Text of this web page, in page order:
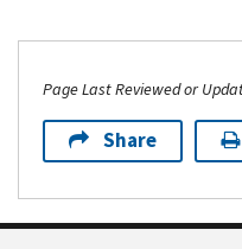
Page Last Reviewed or
Share